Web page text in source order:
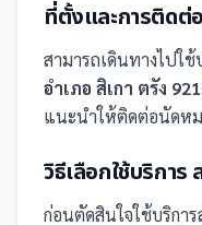
ที่ตั้งและการติดต่อ
สามารถเดินทางไปใช้
อำเภอ สิเกา ตรัง
แนะนำให้ติดต่อนัดหม
วิธีเลือกใช้บริการ
ก่อนตัดสินใจใช้บริการ